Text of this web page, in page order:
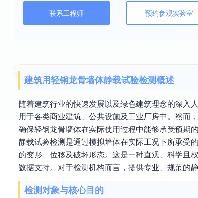
联系工程师 预约参观实验室
建筑用轻钢龙骨墙体静载试验检测概述
随着建筑行业的快速发展以及绿色建筑理念的深入
用于各类商业建筑、公共设施及工业厂房中。然而
确保轻钢龙骨墙体在实际使用过程中能够承受预期
静载试验检测是通过模拟墙体在实际工况下所承受
的变形、位移及破坏形态。这是一种直观、科学且
数据支持。对于检测机构而言，提供专业、规范的
检测对象与核心目的